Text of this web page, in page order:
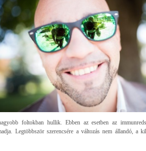
foltokban hullik. Ebben az esetben az
Legtöbbször szerencsére a változás nem állandó,